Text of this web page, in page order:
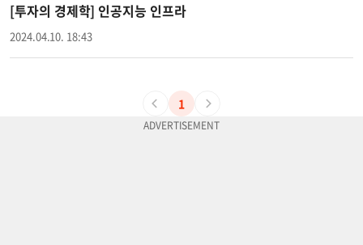
[투자의 경제학] 인공지능 인프라
2024.04.10. 18:43
1